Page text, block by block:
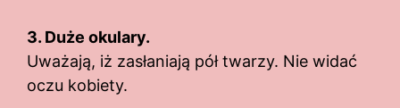
3. Duże okulary.
Uważają, iż zasłaniają pół twarzy. Nie widać
oczu kobiety.